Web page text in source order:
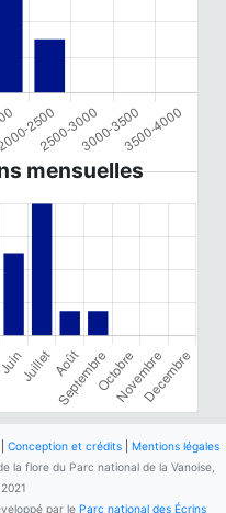
mensuelles
Conception et crédits
Mentions légales
la flore du Parc national de la Vanoise,
2021
par le Parc national des Écrins